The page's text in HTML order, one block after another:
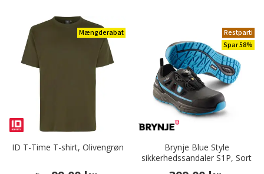
Mængderabat
ID T-Time T-shirt, Olivengrøn
Restparti
Spar 58%
Brynje Blue Style
sikkerhedssandaler S1P, Sort